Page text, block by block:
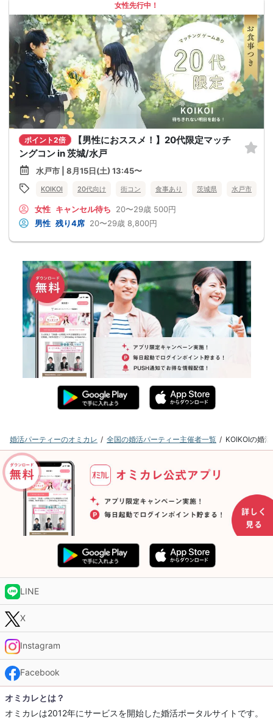
女性先行中！
ポイント2倍
【男性におススメ！】20代限定マッチ
ングコン in 茨城/水戸
水戸市 | 8月15日(土) 13:45〜
KOIKOI 20代向け 街コン 食事あり 茨城県 水戸市
女性 キャンセル待ち 20〜29歳 500円
男性 残り4席 20〜29歳 8,800円
婚活パーティーのオミカレ 全国の婚活パーティー主催者一覧 KOIKOIの婚
LINE
X
Instagram
Facebook
オミカレとは？
オミカレは2012年にサービスを開始した婚活ポータルサイトです。